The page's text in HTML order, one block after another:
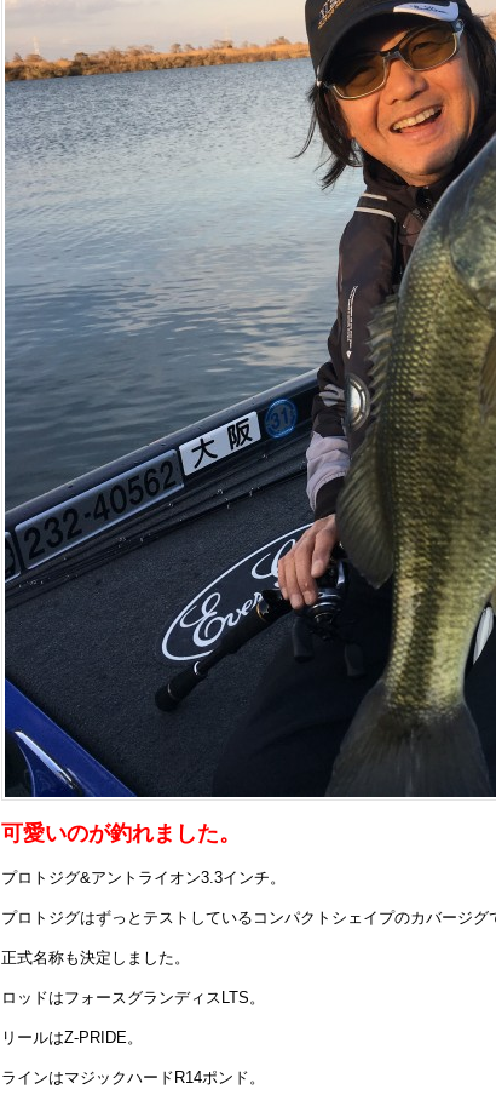
可愛いのが釣れました。
プロトジグ&アントライオン3.3インチ。
プロトジグはずっとテストしているコンパクトシェイプのカバージグ
正式名称も決定しました。
ロッドはフォースグランディスLTS。
リールはZ-PRIDE。
ラインはマジックハードR14ポンド。